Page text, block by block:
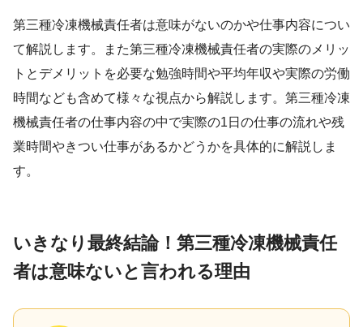
第三種冷凍機械責任者は意味がないのかや仕事内容につい
て解説します。また第三種冷凍機械責任者の実際のメリッ
トとデメリットを必要な勉強時間や平均年収や実際の労働
時間なども含めて様々な視点から解説します。第三種冷凍
機械責任者の仕事内容の中で実際の1日の仕事の流れや残
業時間やきつい仕事があるかどうかを具体的に解説しま
す。
いきなり最終結論！第三種冷凍機械責任
者は意味ないと言われる理由